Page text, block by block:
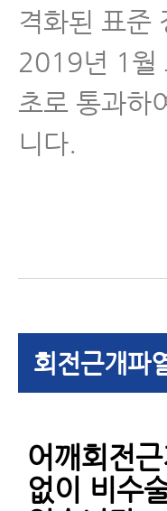
격화된 표준
2019년 1월
초로 통과하
니다.
회전근개파
어깨회전
없이 비수